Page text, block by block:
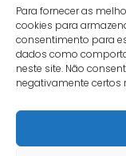
Para fornecer as
cookies para
consentimento para
dados como
neste site. Não
negativamente certos
Opção de
É quando o
exercício da
estiver cotado a
Money, isto é:
mais In-The-